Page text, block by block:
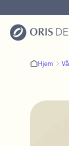
Hjem